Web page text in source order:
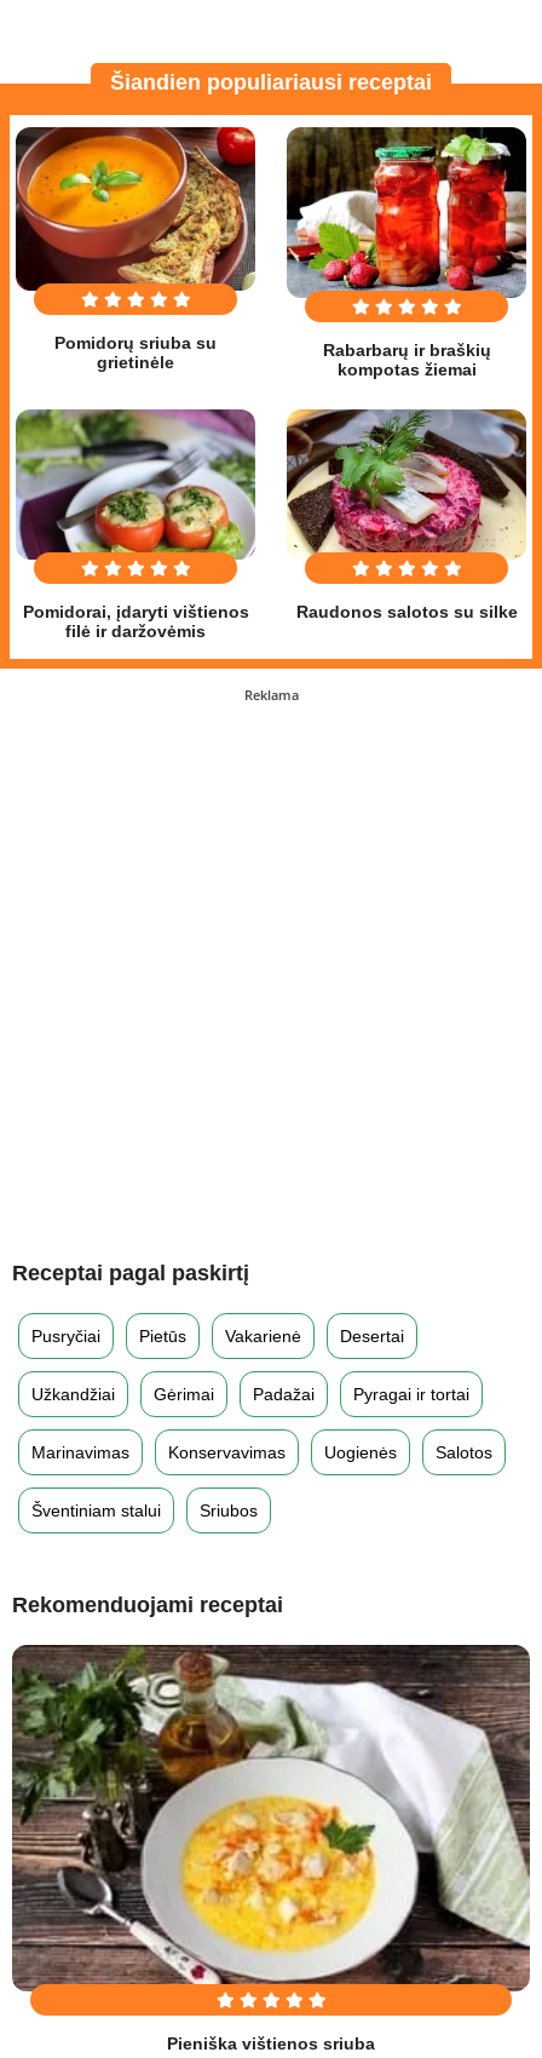
Šiandien populiariausi receptai
Pomidorų sriuba su
grietinėle
Rabarbarų ir braškių
kompotas žiemai
Pomidorai, įdaryti vištienos
filė ir daržovėmis
Raudonos salotos su silke
Reklama
Receptai pagal paskirtį
Pusryčiai Pietūs Vakarienė Desertai
Užkandžiai Gėrimai Padažai Pyragai ir tortai
Marinavimas Konservavimas Uogienės Salotos
Šventiniam stalui Sriubos
Rekomenduojami receptai
Pieniška vištienos sriuba